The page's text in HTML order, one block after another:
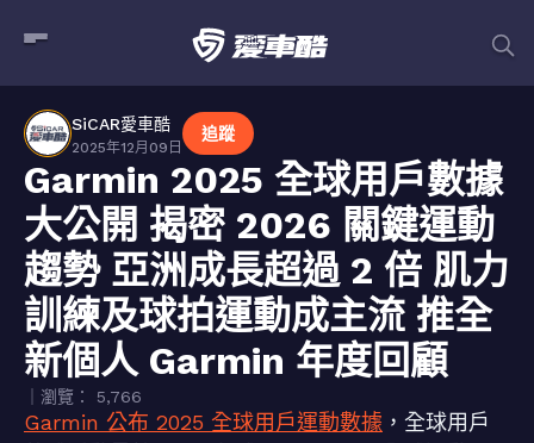
SiCAR愛車酷
2025年12月09日
追蹤
Garmin 2025 全球用戶數據
大公開 揭密 2026 關鍵運動
趨勢 亞洲成長超過 2 倍 肌力
訓練及球拍運動成主流 推全
新個人 Garmin 年度回顧
｜瀏覽： 5,766
Garmin 公布 2025 全球用戶運動數據 ，全球用戶